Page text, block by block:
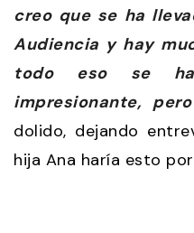
creo que se ha
Audiencia y hay
todo eso se
impresionante,
dolido, dejando
hija Ana haría esto